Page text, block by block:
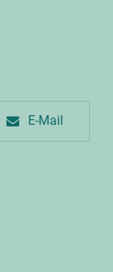
E-Mail